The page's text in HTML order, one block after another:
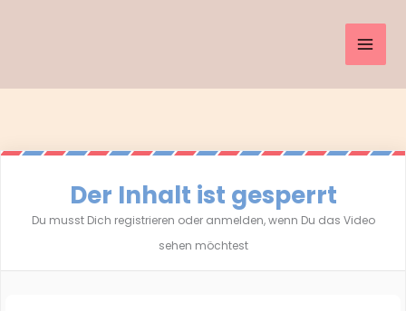
Der Inhalt ist gesperrt
Du musst Dich registrieren oder anmelden, wenn Du das Video
sehen möchtest